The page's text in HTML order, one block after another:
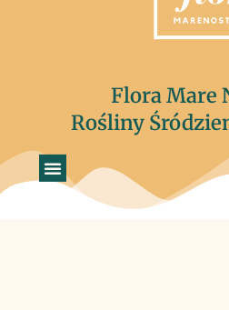
Flora Mare
Rośliny